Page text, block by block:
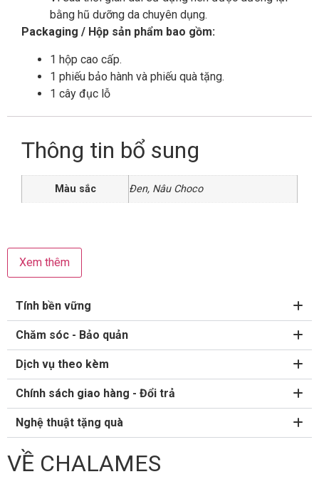
bằng hũ dưỡng da chuyên dụng.
Packaging / Hộp sản phẩm bao gồm:
1 hộp cao cấp.
1 phiếu bảo hành và phiếu quà tặng.
1 cây đục lỗ
Thông tin bổ sung
Màu sắc Đen, Nâu Choco
Xem thêm
Tính bền vững
Chăm sóc - Bảo quản
Dịch vụ theo kèm
Chính sách giao hàng - Đổi trả
Nghệ thuật tặng quà
VỀ CHALAMES